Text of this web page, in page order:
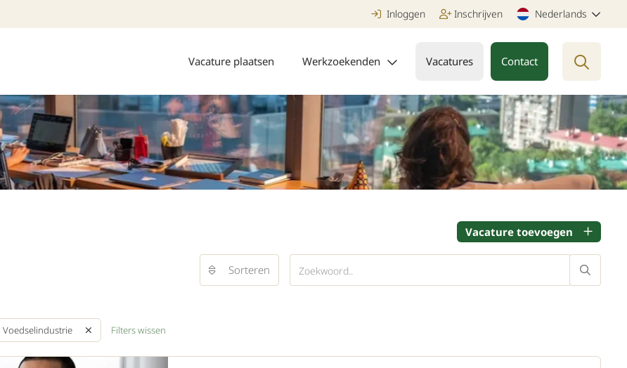
Sorteren
Vacature toevoegen
Voedselindustrie Filters wissen
Inloggen Inschrijven Nederlands
Vacature plaatsen Werkzoekenden Vacatures Contact